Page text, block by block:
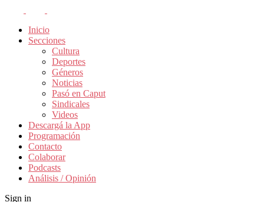
Inicio
Secciones
Cultura
Deportes
Géneros
Noticias
Pasó en Caput
Sindicales
Videos
Descargá la App
Programación
Contacto
Colaborar
Podcasts
Análisis / Opinión
Sign in